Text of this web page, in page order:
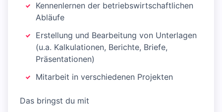
Kennenlernen der betriebswirtschaftlichen
Abläufe
Erstellung und Bearbeitung von Unterlagen
(u.a. Kalkulationen, Berichte, Briefe,
Präsentationen)
Mitarbeit in verschiedenen Projekten
Das bringst du mit